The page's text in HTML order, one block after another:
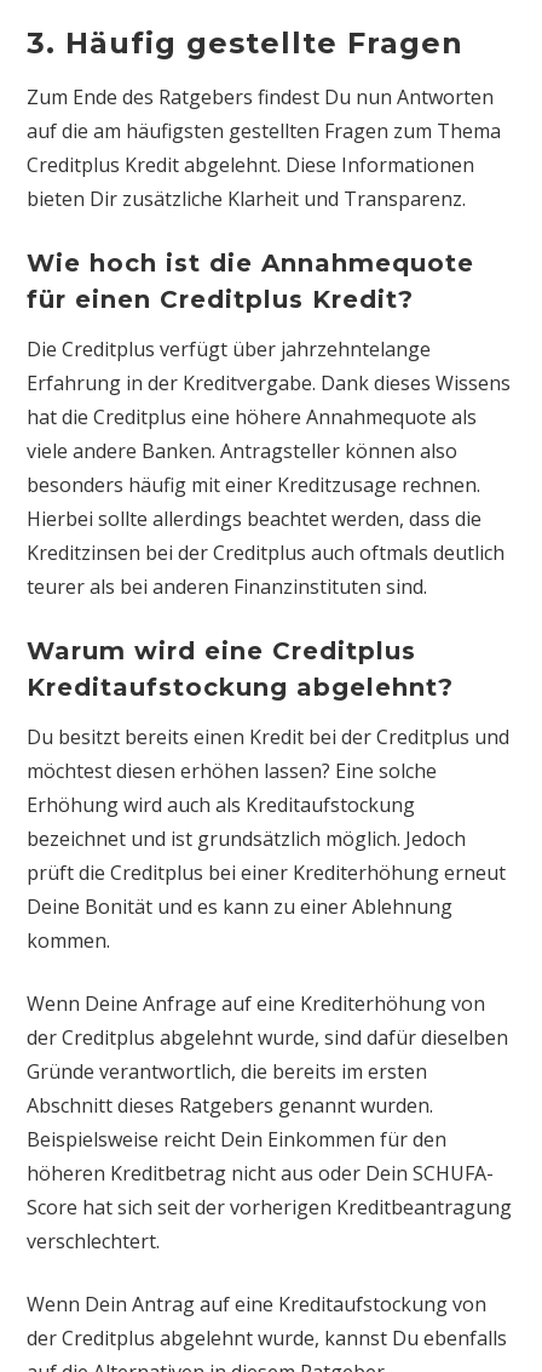
3. Häufig gestellte Fragen
Zum Ende des Ratgebers findest Du nun Antworten
auf die am häufigsten gestellten Fragen zum Thema
Creditplus Kredit abgelehnt. Diese Informationen
bieten Dir zusätzliche Klarheit und Transparenz.
Wie hoch ist die Annahmequote
für einen Creditplus Kredit?
Die Creditplus verfügt über jahrzehntelange
Erfahrung in der Kreditvergabe. Dank dieses Wissens
hat die Creditplus eine höhere Annahmequote als
viele andere Banken. Antragsteller können also
besonders häufig mit einer Kreditzusage rechnen.
Hierbei sollte allerdings beachtet werden, dass die
Kreditzinsen bei der Creditplus auch oftmals deutlich
teurer als bei anderen Finanzinstituten sind.
Warum wird eine Creditplus
Kreditaufstockung abgelehnt?
Du besitzt bereits einen Kredit bei der Creditplus und
möchtest diesen erhöhen lassen? Eine solche
Erhöhung wird auch als Kreditaufstockung
bezeichnet und ist grundsätzlich möglich. Jedoch
prüft die Creditplus bei einer Krediterhöhung erneut
Deine Bonität und es kann zu einer Ablehnung
kommen.
Wenn Deine Anfrage auf eine Krediterhöhung von
der Creditplus abgelehnt wurde, sind dafür dieselben
Gründe verantwortlich, die bereits im ersten
Abschnitt dieses Ratgebers genannt wurden.
Beispielsweise reicht Dein Einkommen für den
höheren Kreditbetrag nicht aus oder Dein SCHUFA-
Score hat sich seit der vorherigen Kreditbeantragung
verschlechtert.
Wenn Dein Antrag auf eine Kreditaufstockung von
der Creditplus abgelehnt wurde, kannst Du ebenfalls